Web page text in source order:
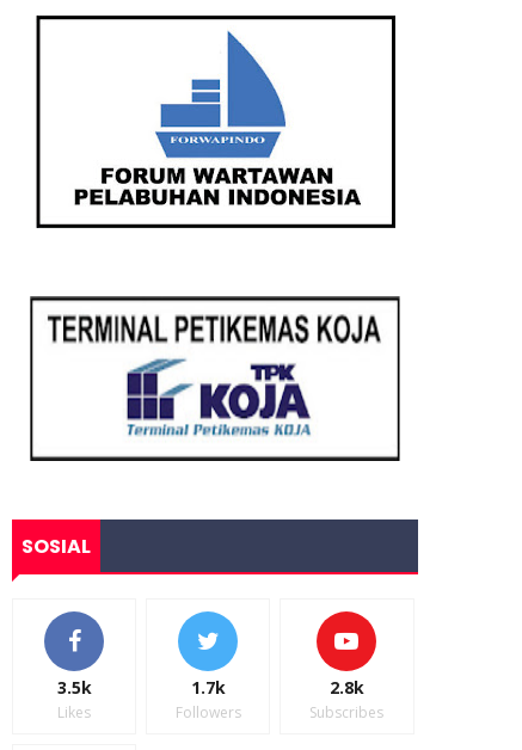
SOSIAL
3.5k
Likes
1.7k
Followers
2.8k
Subscribes